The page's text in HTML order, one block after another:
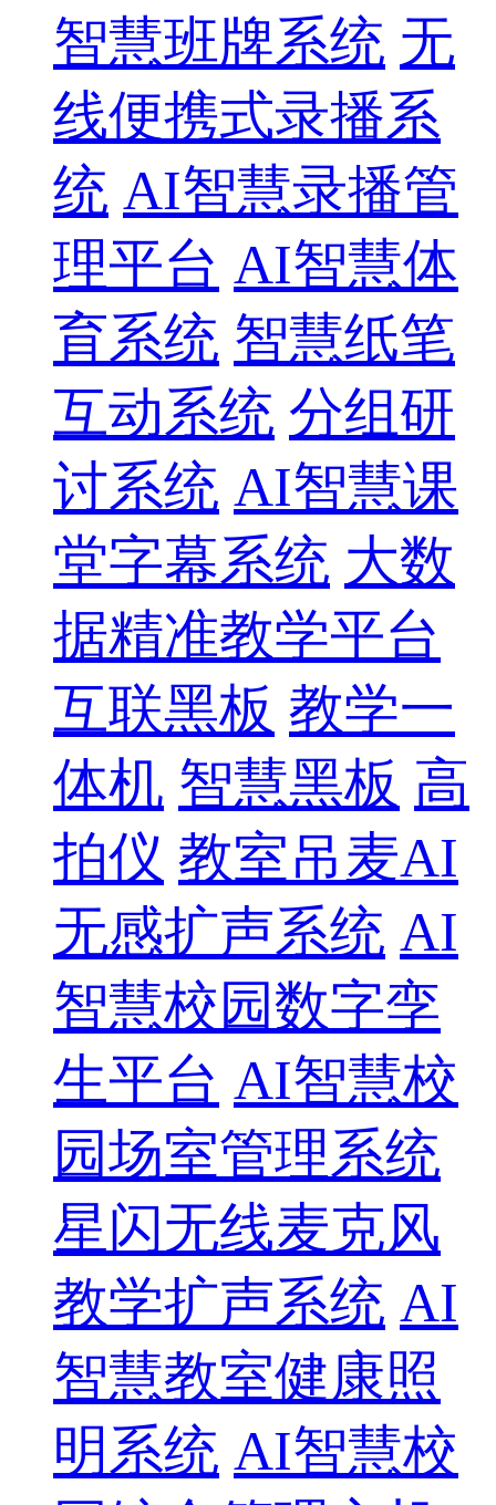
智慧班牌系统 无
线便携式录播系
统 AI智慧录播管
理平台 AI智慧体
育系统 智慧纸笔
互动系统 分组研
讨系统 AI智慧课
堂字幕系统 大数
据精准教学平台
互联黑板 教学一
体机 智慧黑板 高
拍仪 教室吊麦AI
无感扩声系统 AI
智慧校园数字孪
生平台 AI智慧校
园场室管理系统
星闪无线麦克风
教学扩声系统 AI
智慧教室健康照
明系统 AI智慧校